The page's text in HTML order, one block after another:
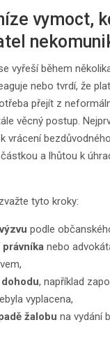
vymoct,
vyřeší během
nebo tvrdí, že
přejít z
věcný postup.
vrácení
a lhůtou k
tyto kroky:
podle
nebo
, například
vyplacena,
žalobu na vydání